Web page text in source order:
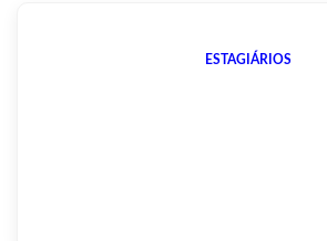
ESTAGIÁRIOS